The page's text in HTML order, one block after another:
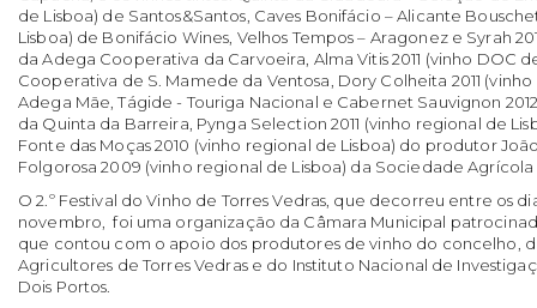
de Lisboa) de Santos&Santos, Caves Bonifácio – Alicante
Lisboa) de Bonifácio Wines, Velhos Tempos – Aragonez e Syrah
da Adega Cooperativa da Carvoeira, Alma Vitis 2011 (vinho DOC
Cooperativa de S. Mamede da Ventosa, Dory Colheita 2011
Adega Mãe, Tágide - Touriga Nacional e Cabernet Sauvignon
da Quinta da Barreira, Pynga Selection 2011 (vinho regional de
Fonte das Moças 2010 (vinho regional de Lisboa) do produtor
Folgorosa 2009 (vinho regional de Lisboa) da Sociedade
O 2.º Festival do Vinho de Torres Vedras, que decorreu entre os
novembro, foi uma organização da Câmara Municipal
que contou com o apoio dos produtores de vinho do concelho,
Agricultores de Torres Vedras e do Instituto Nacional de
Dois Portos.